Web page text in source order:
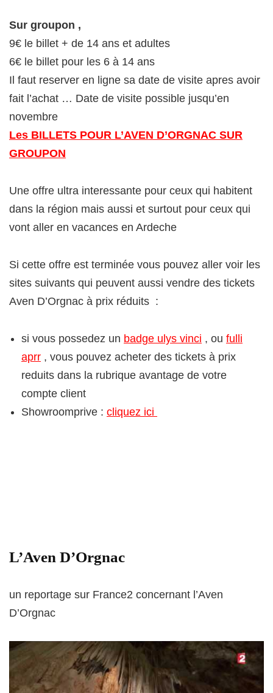
Sur groupon ,
9€ le billet + de 14 ans et adultes
6€ le billet pour les 6 à 14 ans
Il faut reserver en ligne sa date de visite apres avoir
fait l’achat … Date de visite possible jusqu’en
novembre
Les BILLETS POUR L’AVEN D’ORGNAC SUR
GROUPON
Une offre ultra interessante pour ceux qui habitent
dans la région mais aussi et surtout pour ceux qui
vont aller en vacances en Ardeche
Si cette offre est terminée vous pouvez aller voir les
sites suivants qui peuvent aussi vendre des tickets
Aven D’Orgnac à prix réduits :
si vous possedez un badge ulys vinci , ou fulli
aprr , vous pouvez acheter des tickets à prix
reduits dans la rubrique avantage de votre
compte client
Showroomprive : cliquez ici
L’Aven D’Orgnac
un reportage sur France2 concernant l’Aven
D’Orgnac